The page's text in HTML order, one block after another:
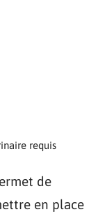
requis
de
en place